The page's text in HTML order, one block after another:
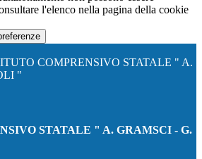
l'elenco nella pagina della cookie
COMPRENSIVO STATALE " A.
"
STATALE " A. GRAMSCI - G.